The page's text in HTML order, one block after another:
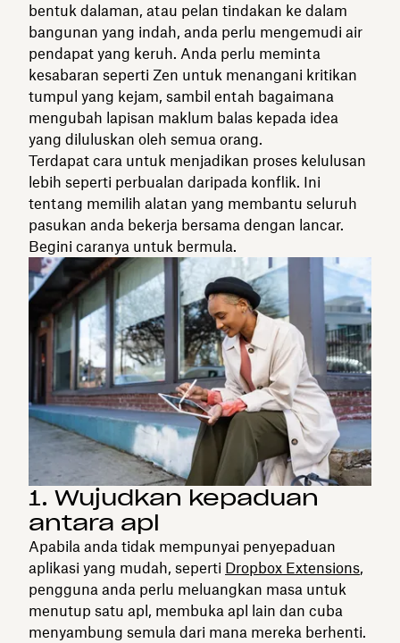
bentuk dalaman, atau pelan tindakan ke dalam
bangunan yang indah, anda perlu mengemudi air
pendapat yang keruh. Anda perlu meminta
kesabaran seperti Zen untuk menangani kritikan
tumpul yang kejam, sambil entah bagaimana
mengubah lapisan maklum balas kepada idea
yang diluluskan oleh semua orang.
Terdapat cara untuk menjadikan proses kelulusan
lebih seperti perbualan daripada konflik. Ini
tentang memilih alatan yang membantu seluruh
pasukan anda bekerja bersama dengan lancar.
Begini caranya untuk bermula.
1. Wujudkan kepaduan
antara apl
Apabila anda tidak mempunyai penyepaduan
aplikasi yang mudah, seperti Dropbox Extensions,
pengguna anda perlu meluangkan masa untuk
menutup satu apl, membuka apl lain dan cuba
menyambung semula dari mana mereka berhenti.